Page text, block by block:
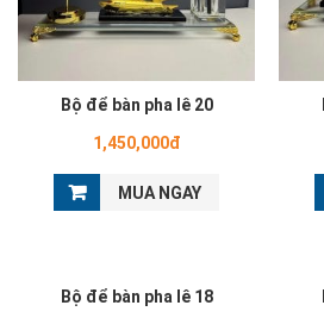
Bộ để bàn pha lê 20
1,450,000đ
MUA NGAY
Bộ để bàn pha lê 18